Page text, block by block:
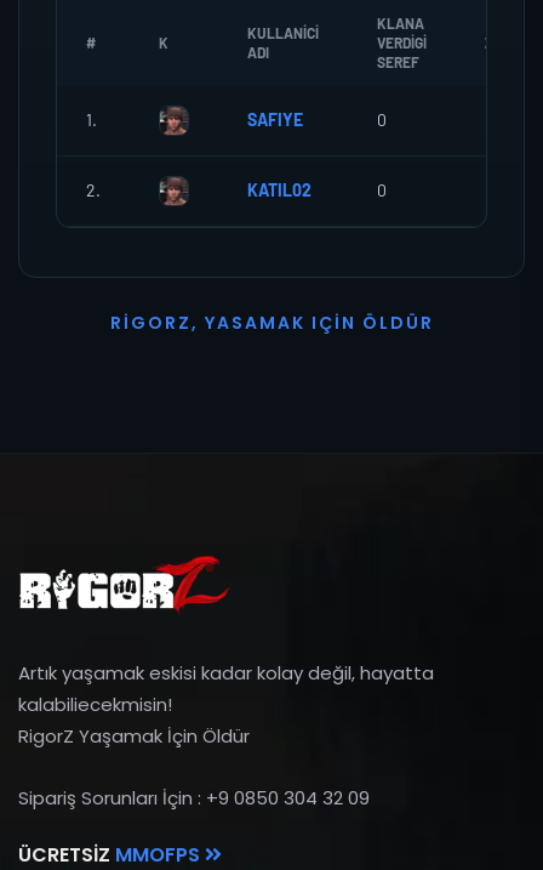
# K
KULLANICI
ADI
KLANA
VERDIGI
SEREF
ZOMBI
1. SAFIYE 0
2. KATIL02 0
R I G O R Z, YASAMAK I ÇI N Ö L D Ü R
Artık yaşamak eskisi kadar kolay değil, hayatta
kalabiliecekmisin!
RigorZ Yaşamak İçin Öldür
Sipariş Sorunları İçin : +9 0850 304 32 09
ÜCRETSIZ MMOFPS